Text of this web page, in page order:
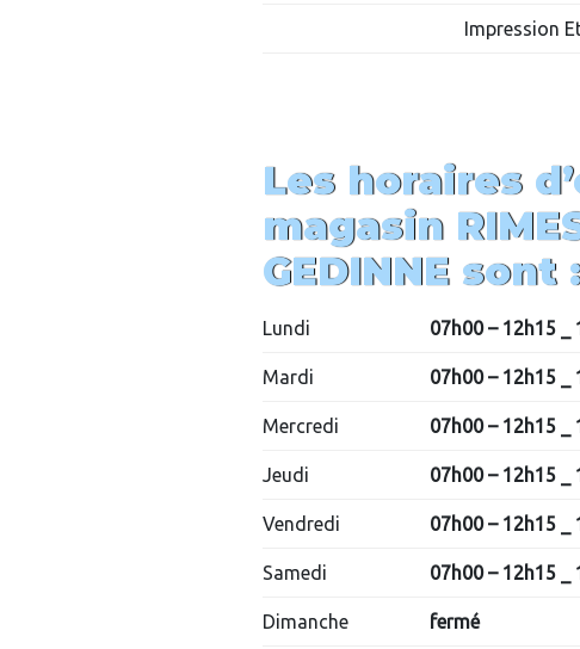
Impression
Les horaires
magasin
GEDINNE sont :
Lundi 07h00 – 12h15
Mardi 07h00 – 12h15 _
Mercredi 07h00 – 12h15
Jeudi 07h00 – 12h15
Vendredi 07h00 – 12h15
Samedi 07h00 – 12h15
Dimanche fermé